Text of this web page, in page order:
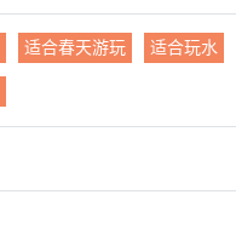
适合春天游玩 适合玩水